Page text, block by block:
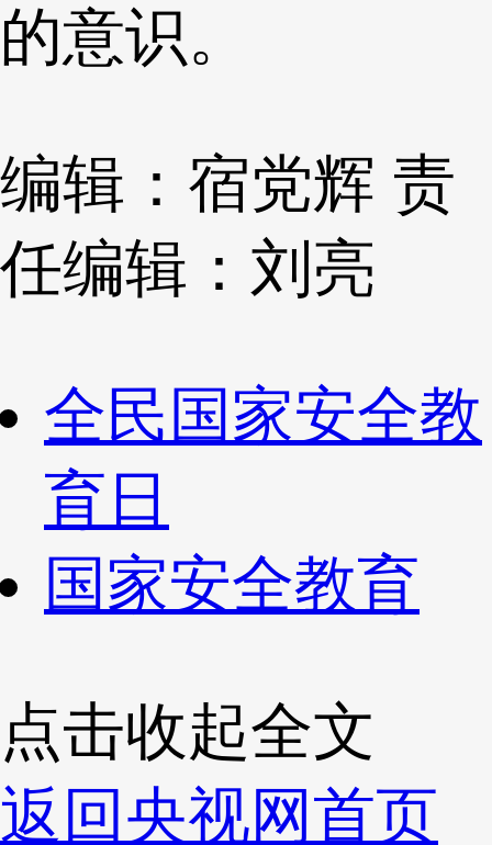
的意识。
编辑：宿党辉 责
任编辑：刘亮
全民国家安全教
育日
国家安全教育
点击收起全文
返回央视网首页